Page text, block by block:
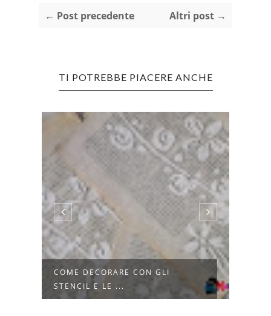
← Post precedente Altri post →
TI POTREBBE PIACERE ANCHE
COME DECORARE CON GLI
STENCIL E LE ...